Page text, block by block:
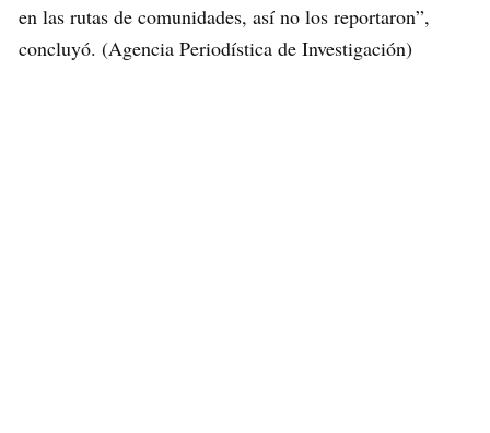
en las rutas de comunidades, así no los reportaron”,
concluyó. (Agencia Periodística de Investigación)